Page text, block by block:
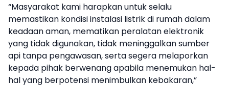
“Masyarakat kami harapkan untuk selalu
memastikan kondisi instalasi listrik di rumah dalam
keadaan aman, mematikan peralatan elektronik
yang tidak digunakan, tidak meninggalkan sumber
api tanpa pengawasan, serta segera melaporkan
kepada pihak berwenang apabila menemukan hal-
hal yang berpotensi menimbulkan kebakaran,”